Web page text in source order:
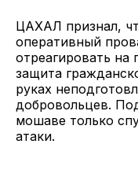
ЦАХАЛ признал,
оперативный
отреагировать на
защита
руках
добровольцев.
мошаве только
атаки.